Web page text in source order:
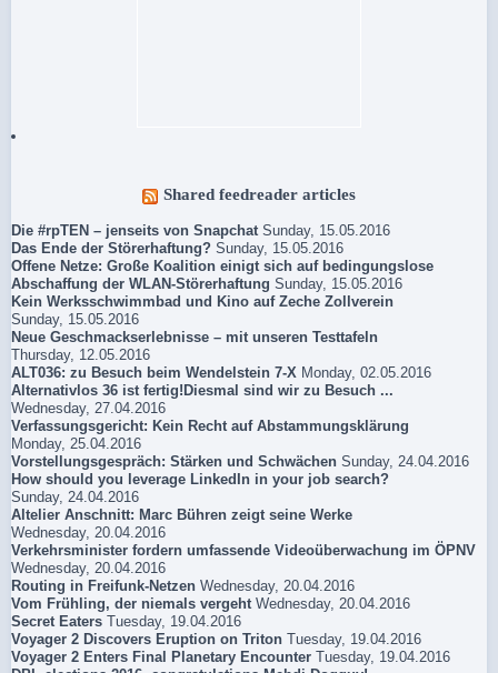
Shared feedreader articles
Die #rpTEN – jenseits von Snapchat Sunday, 15.05.2016
Das Ende der Störerhaftung? Sunday, 15.05.2016
Offene Netze: Große Koalition einigt sich auf bedingungslose
Abschaffung der WLAN-Störerhaftung Sunday, 15.05.2016
Kein Werksschwimmbad und Kino auf Zeche Zollverein
Sunday, 15.05.2016
Neue Geschmackserlebnisse – mit unseren Testtafeln
Thursday, 12.05.2016
ALT036: zu Besuch beim Wendelstein 7-X Monday, 02.05.2016
Alternativlos 36 ist fertig!Diesmal sind wir zu Besuch ...
Wednesday, 27.04.2016
Verfassungsgericht: Kein Recht auf Abstammungsklärung
Monday, 25.04.2016
Vorstellungsgespräch: Stärken und Schwächen Sunday, 24.04.2016
How should you leverage LinkedIn in your job search?
Sunday, 24.04.2016
Altelier Anschnitt: Marc Bühren zeigt seine Werke
Wednesday, 20.04.2016
Verkehrsminister fordern umfassende Videoüberwachung im ÖPNV
Wednesday, 20.04.2016
Routing in Freifunk-Netzen Wednesday, 20.04.2016
Vom Frühling, der niemals vergeht Wednesday, 20.04.2016
Secret Eaters Tuesday, 19.04.2016
Voyager 2 Discovers Eruption on Triton Tuesday, 19.04.2016
Voyager 2 Enters Final Planetary Encounter Tuesday, 19.04.2016